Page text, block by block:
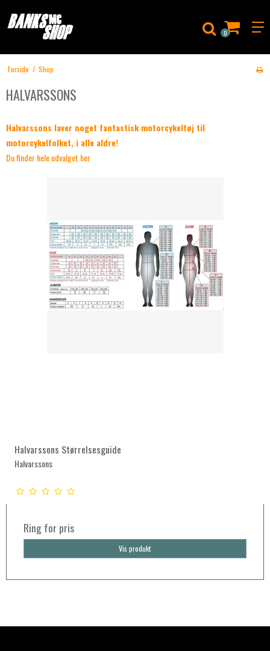
0
Forside / Shop
HALVARSSONS
Halvarssons laver noget fantastisk motorcykeltøj til
motorcykelfolket, i alle aldre!
Du finder hele udvalget her
Halvarssons Størrelsesguide
Halvarssons
Ring for pris
Vis produkt